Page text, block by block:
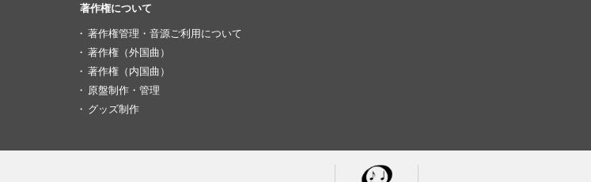
著作権について
著作権管理・音源ご利用について
著作権（外国曲）
著作権（内国曲）
原盤制作・管理
グッズ制作